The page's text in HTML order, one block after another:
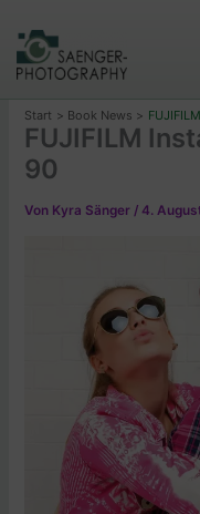
Inhalt
springen
Start Book News
FUJIFILM
90
Von Kyra Sänger /4.